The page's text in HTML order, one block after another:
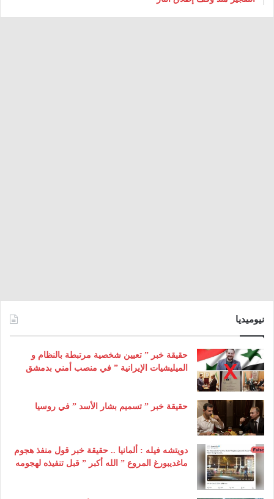
نيوميديا
حقيقة خبر ” تعيين شخصية مرتبطة بالنظام و
الميليشيات الإيرانية ” في منصب أمني بدمشق
حقيقة خبر ” تسميم بشار الأسد ” في روسيا
دويتشه فيله : ألمانيا .. حقيقة خبر قول منفذ هجوم
ماغديبورغ المروع ” الله أكبر ” قبل تنفيذه لهجومه